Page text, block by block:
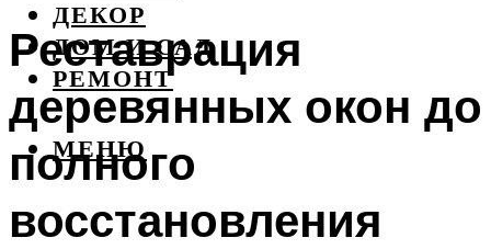
ДЕКОР
ДОМ И САД
РЕМОНТ
МЕНЮ
Реставрация
деревянных окон до
полного
восстановления